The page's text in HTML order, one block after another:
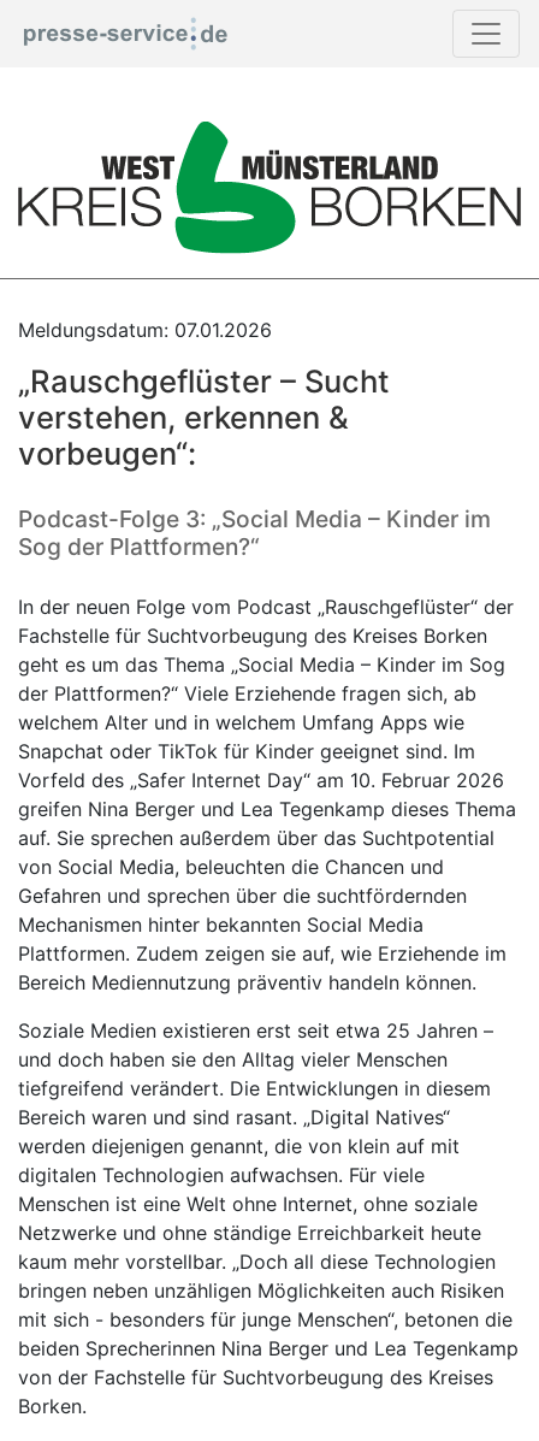
Meldungsdatum: 07.01.2026
„Rauschgeflüster – Sucht
verstehen, erkennen &
vorbeugen“:
Podcast-Folge 3: „Social Media – Kinder im
Sog der Plattformen?“
In der neuen Folge vom Podcast „Rauschgeflüster“ der
Fachstelle für Suchtvorbeugung des Kreises Borken
geht es um das Thema „Social Media – Kinder im Sog
der Plattformen?“ Viele Erziehende fragen sich, ab
welchem Alter und in welchem Umfang Apps wie
Snapchat oder TikTok für Kinder geeignet sind. Im
Vorfeld des „Safer Internet Day“ am 10. Februar 2026
greifen Nina Berger und Lea Tegenkamp dieses Thema
auf. Sie sprechen außerdem über das Suchtpotential
von Social Media, beleuchten die Chancen und
Gefahren und sprechen über die suchtfördernden
Mechanismen hinter bekannten Social Media
Plattformen. Zudem zeigen sie auf, wie Erziehende im
Bereich Mediennutzung präventiv handeln können.
Soziale Medien existieren erst seit etwa 25 Jahren –
und doch haben sie den Alltag vieler Menschen
tiefgreifend verändert. Die Entwicklungen in diesem
Bereich waren und sind rasant. „Digital Natives“
werden diejenigen genannt, die von klein auf mit
digitalen Technologien aufwachsen. Für viele
Menschen ist eine Welt ohne Internet, ohne soziale
Netzwerke und ohne ständige Erreichbarkeit heute
kaum mehr vorstellbar. „Doch all diese Technologien
bringen neben unzähligen Möglichkeiten auch Risiken
mit sich - besonders für junge Menschen“, betonen die
beiden Sprecherinnen Nina Berger und Lea Tegenkamp
von der Fachstelle für Suchtvorbeugung des Kreises
Borken.